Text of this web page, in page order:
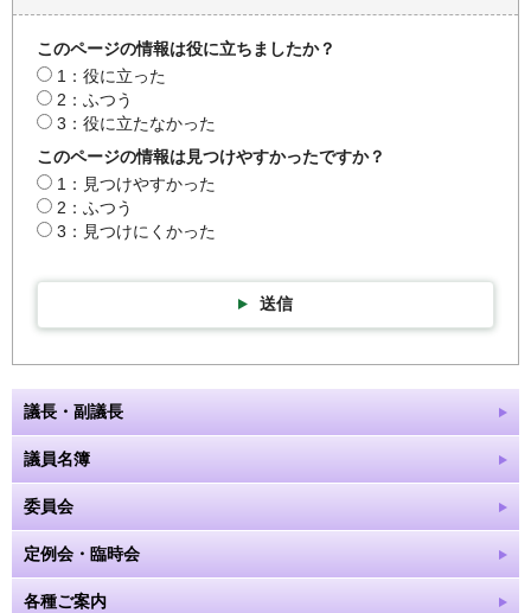
このページの情報は役に立ちましたか？
1：役に立った
2：ふつう
3：役に立たなかった
このページの情報は見つけやすかったですか？
1：見つけやすかった
2：ふつう
3：見つけにくかった
送信
議長・副議長
議員名簿
委員会
定例会・臨時会
各種ご案内